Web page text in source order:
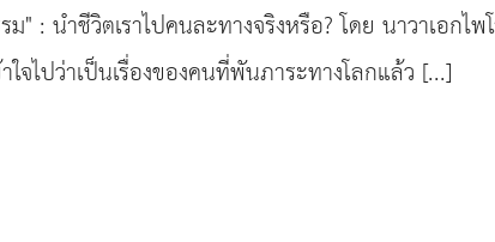
ม" : นำชีวิตเราไปคนละทางจริงหรือ? โดย นาวาเอ
จไปว่าเป็นเรื่องของคนที่พันภาระทางโลกแล้ว [...]